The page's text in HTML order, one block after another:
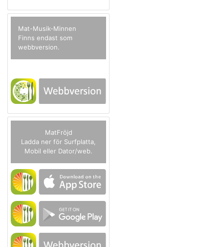
Mat-Musik-Minnen
Finns endast som
webbversion.
MatFröjd
Ladda ner för Surfplatta,
Mobil eller Dator/web.